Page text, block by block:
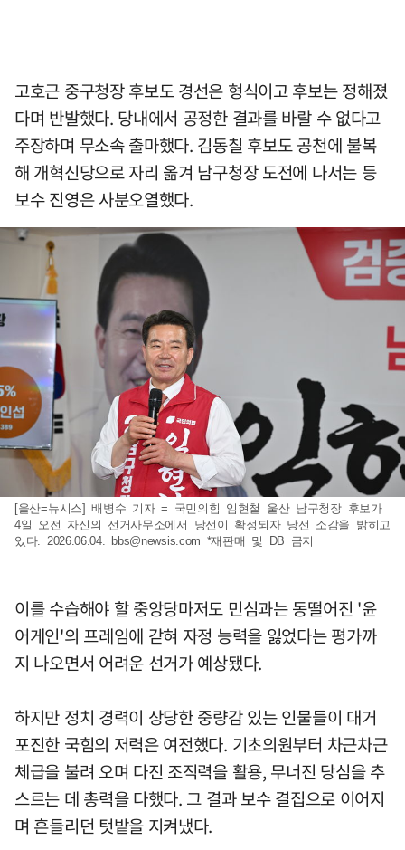
고호근 중구청장 후보도 경선은 형식이고 후보는 정해졌
다며 반발했다. 당내에서 공정한 결과를 바랄 수 없다고
주장하며 무소속 출마했다. 김동칠 후보도 공천에 불복
해 개혁신당으로 자리 옮겨 남구청장 도전에 나서는 등
보수 진영은 사분오열했다.
[울산=뉴시스] 배병수 기자 = 국민의힘 임현철 울산 남구청장 후보가
4일 오전 자신의 선거사무소에서 당선이 확정되자 당선 소감을 밝히고
있다. 2026.06.04. bbs@newsis.com *재판매 및 DB 금지
이를 수습해야 할 중앙당마저도 민심과는 동떨어진 '윤
어게인'의 프레임에 갇혀 자정 능력을 잃었다는 평가까
지 나오면서 어려운 선거가 예상됐다.
하지만 정치 경력이 상당한 중량감 있는 인물들이 대거
포진한 국힘의 저력은 여전했다. 기초의원부터 차근차근
체급을 불려 오며 다진 조직력을 활용, 무너진 당심을 추
스르는 데 총력을 다했다. 그 결과 보수 결집으로 이어지
며 흔들리던 텃밭을 지켜냈다.